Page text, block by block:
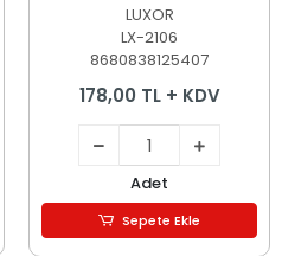
LUXOR
LX-2106
8680838125407
178,00 TL + KDV
Adet
Sepete Ekle